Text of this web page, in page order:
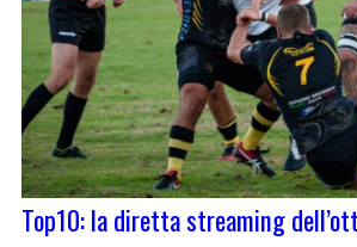
Top10: la diretta streaming